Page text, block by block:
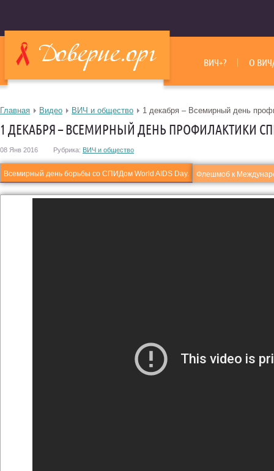
ВИЧ+? О
Главная Видео ВИЧ и общество 1 декабря – Всемирный день
1 ДЕКАБРЯ – ВСЕМИРНЫЙ ДЕНЬ ПРОФИЛАКТИКИ
08 Янв 2016 Рубрика: ВИЧ и общество
Всемирный день борьбы со СПИДом World AIDS Day. Флешмоб к